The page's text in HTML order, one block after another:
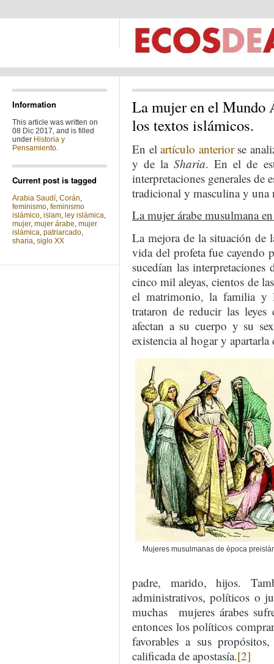
Information
This article was written on
08 Dic 2017, and is filled
under Historia y
Pensamiento.
Current post is tagged
Arabia Saudí, Corán,
feminismo, feminismo
islámico, islam, ley islámica,
mujer, mujer árabe, mujer
islámica, patriarcado,
sharia, siglo XX
La mujer en el Mundo
los textos islámicos.
En elartículo anteriorse
y de laSharia. En el de
interpretaciones generales de
tradicional y masculina y una
La mujer árabe musulmana
La mejora de la situación de
vida del profeta fue cayendo
sucedían las interpretaciones
cinco mil aleyas, cientos de
el matrimonio, la familia y
trataron de reducir las leyes
afectan a su cuerpo y su
existencia al hogar y apartarla
Mujeres musulmanas de época
padre, marido, hijos.
administrativos, políticos o
muchas mujeres árabes
entonces los políticos
favorables a sus
calificada de apostasía.[2]